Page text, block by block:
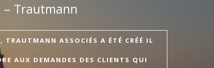
– Trautmann
ASSOCIÉS A ÉTÉ CRÉÉ IL
AUX DEMANDES DES CLIENTS QUI